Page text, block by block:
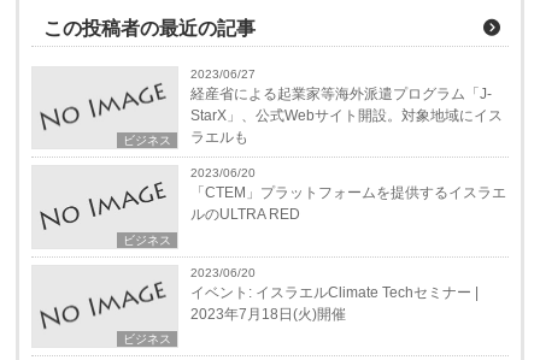
この投稿者の最近の記事
ビジネス
2023/06/27
経産省による起業家等海外派遣プログラム「J-
StarX」、公式Webサイト開設。対象地域にイス
ラエルも
ビジネス
2023/06/20
「CTEM」プラットフォームを提供するイスラエ
ルのULTRA RED
ビジネス
2023/06/20
イベント: イスラエルClimate Techセミナー |
2023年7月18日(火)開催